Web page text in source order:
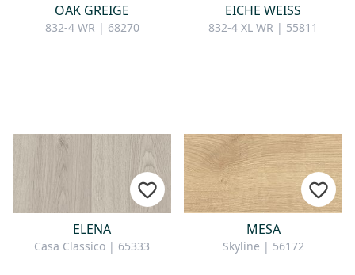
OAK GREIGE
832-4 WR | 68270
EICHE WEISS
832-4 XL WR | 55811
ELENA
Casa Classico | 65333
MESA
Skyline | 56172